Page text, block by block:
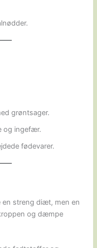
grøntsager.
og ingefær.
fødevarer.
en streng diæt, men en
og dæmpe